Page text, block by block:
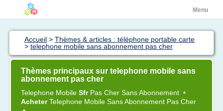
Menu
Accueil > Thèmes & articles : téléphone portable carte
> telephone mobile sans abonnement pas cher
Thèmes principaux sur telephone mobile sans
abonnement pas cher
Telephone Mobile Sfr Pas Cher Sans Abonnement •
AcheterTelephone Mobile Sans Abonnement Pas Cher